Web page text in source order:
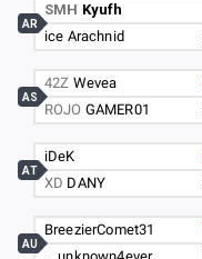
SMH Kyufh
ice Arachnid
AR
42Z Wevea
ROJO GAMER01
AS
iDeK
XD DANY
AT
BreezierComet31
AU